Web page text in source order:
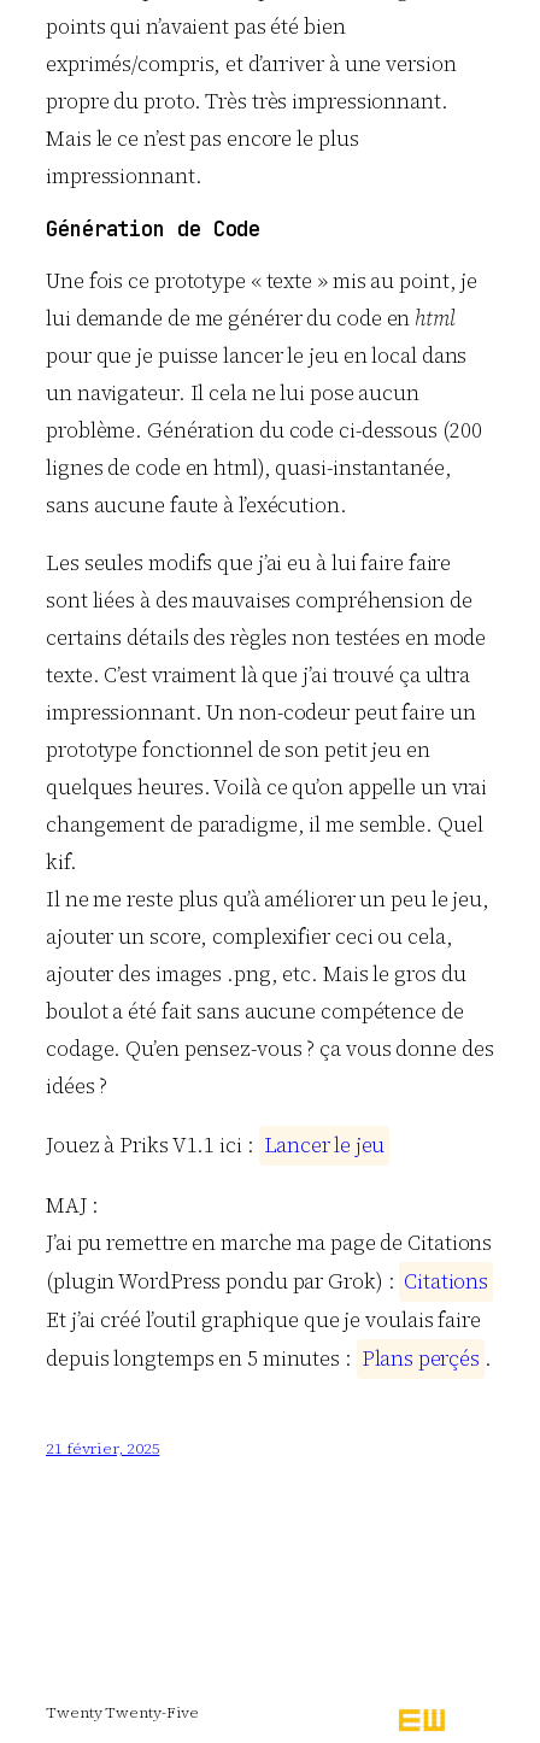
points qui n’avaient pas été bien
exprimés/compris, et d’arriver à une version
propre du proto. Très très impressionnant.
Mais le ce n’est pas encore le plus
impressionnant.
Génération de Code
Une fois ce prototype « texte » mis au point, je
lui demande de me générer du code en html
pour que je puisse lancer le jeu en local dans
un navigateur. Il cela ne lui pose aucun
problème. Génération du code ci-dessous (200
lignes de code en html), quasi-instantanée,
sans aucune faute à l’exécution.
Les seules modifs que j’ai eu à lui faire faire
sont liées à des mauvaises compréhension de
certains détails des règles non testées en mode
texte. C’est vraiment là que j’ai trouvé ça ultra
impressionnant. Un non-codeur peut faire un
prototype fonctionnel de son petit jeu en
quelques heures. Voilà ce qu’on appelle un vrai
changement de paradigme, il me semble. Quel
kif.
Il ne me reste plus qu’à améliorer un peu le jeu,
ajouter un score, complexifier ceci ou cela,
ajouter des images .png, etc. Mais le gros du
boulot a été fait sans aucune compétence de
codage. Qu’en pensez-vous ? ça vous donne des
idées ?
Jouez à Priks V1.1 ici : Lancerle jeu
MAJ :
J’ai pu remettre en marche ma page de Citations
(plugin WordPress pondu par Grok) : Citations
Et j’ai créé l’outil graphique que je voulais faire
depuis longtemps en 5 minutes : Plans perçés .
21 février, 2025
Twenty Twenty-Five